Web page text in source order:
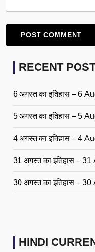
RECENT
6 अगस्त का इतिहास – 6
5 अगस्त का इतिहास – 5
4 अगस्त का इतिहास – 4
31 अगस्त का इतिहास –
30 अगस्त का इतिहास –
HINDI